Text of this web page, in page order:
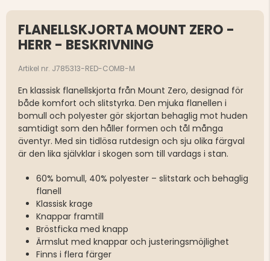
FLANELLSKJORTA MOUNT ZERO -
HERR - BESKRIVNING
Artikel nr. J785313-RED-COMB-M
En klassisk flanellskjorta från Mount Zero, designad för
både komfort och slitstyrka. Den mjuka flanellen i
bomull och polyester gör skjortan behaglig mot huden
samtidigt som den håller formen och tål många
äventyr. Med sin tidlösa rutdesign och sju olika färgval
är den lika självklar i skogen som till vardags i stan.
60% bomull, 40% polyester – slitstark och behaglig
flanell
Klassisk krage
Knappar framtill
Bröstficka med knapp
Ärmslut med knappar och justeringsmöjlighet
Finns i flera färger